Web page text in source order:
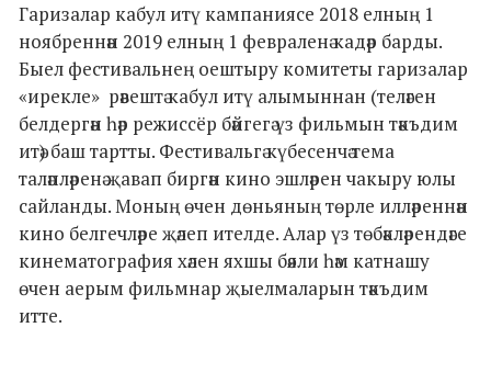
Гаризалар кабул итү кампаниясе 2018 елның 1
ноябреннән 2019 елның 1 февраленә кадәр барды.
Быел фестивальнең оештыру комитеты гаризалар
«ирекле» рәвештә кабул итү алымыннан (теләген
белдергән һәр режиссёр бәйгегә үз фильмын тәкъдим
итә) баш тартты. Фестивальгә күбесенчә тема
таләпләренә җавап биргән кино эшләрен чакыру юлы
сайланды. Моның өчен дөньяның төрле илләреннән
кино белгечләре җәлеп ителде. Алар үз төбәкләрендәге
кинематография хәлен яхшы бәяли һәм катнашу
өчен аерым фильмнар җыелмаларын тәкъдим
итте.